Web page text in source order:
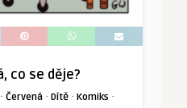
co se děje?
· Červená · Dítě · Komiks ·